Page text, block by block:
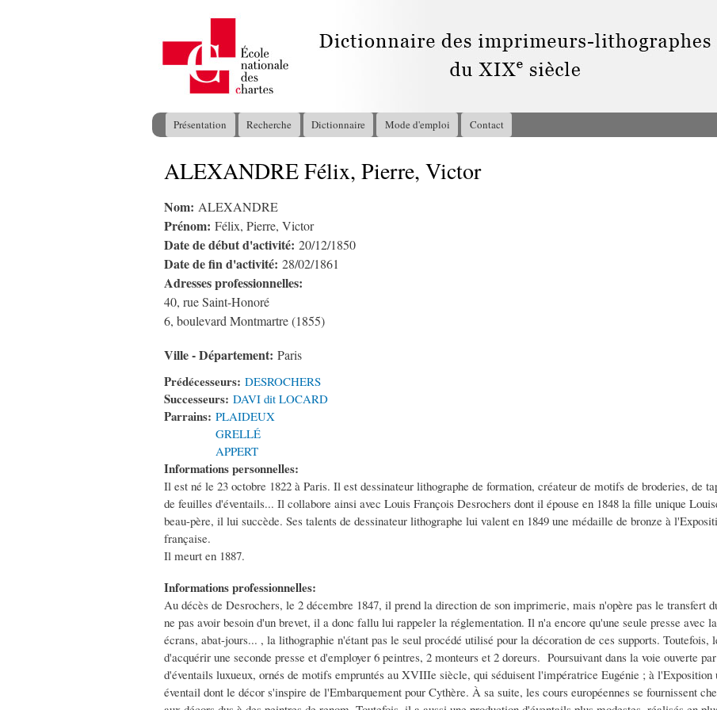
principal
Menu principal
Présentation Recherche Dictionnaire Mode d'emploi Contact
Vous êtes ici
ALEXANDRE Félix, Pierre, Victor
Nom: ALEXANDRE
Prénom: Félix, Pierre, Victor
Date de début d'activité: 20/12/1850
Date de fin d'activité: 28/02/1861
Adresses professionnelles:
40, rue Saint-Honoré
6, boulevard Montmartre (1855)
Ville - Département: Paris
Prédécesseurs: DESROCHERS
Successeurs: DAVI dit LOCARD
Parrains: PLAIDEUX
GRELLÉ
APPERT
Informations personnelles:
Il est né le 23 octobre 1822 à Paris. Il est dessinateur lithographe de formation, créateur de motifs de broderies, de
de feuilles d'éventails... Il collabore ainsi avec Louis François Desrochers dont il épouse en 1848 la fille unique
beau-père, il lui succède. Ses talents de dessinateur lithographe lui valent en 1849 une médaille de bronze à
française.
Il meurt en 1887.
Informations professionnelles:
Au décès de Desrochers, le 2 décembre 1847, il prend la direction de son imprimerie, mais n'opère pas le transfert
ne pas avoir besoin d'un brevet, il a donc fallu lui rappeler la réglementation. Il n'a encore qu'une seule presse avec
écrans, abat-jours... , la lithographie n'étant pas le seul procédé utilisé pour la décoration de ces supports. Toutefois,
d'acquérir une seconde presse et d'employer 6 peintres, 2 monteurs et 2 doreurs. Poursuivant dans la voie ouverte
d'éventails luxueux, ornés de motifs empruntés au XVIIIe siècle, qui séduisent l'impératrice Eugénie ; à l'Exposition
éventail dont le décor s'inspire de l'Embarquement pour Cythère. À sa suite, les cours européennes se fournissent